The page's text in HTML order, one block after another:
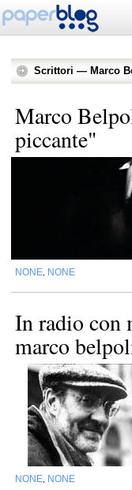
Scrittori — Marco
Marco
piccante"
NONE NONE
In radio con
marco
NONE NONE